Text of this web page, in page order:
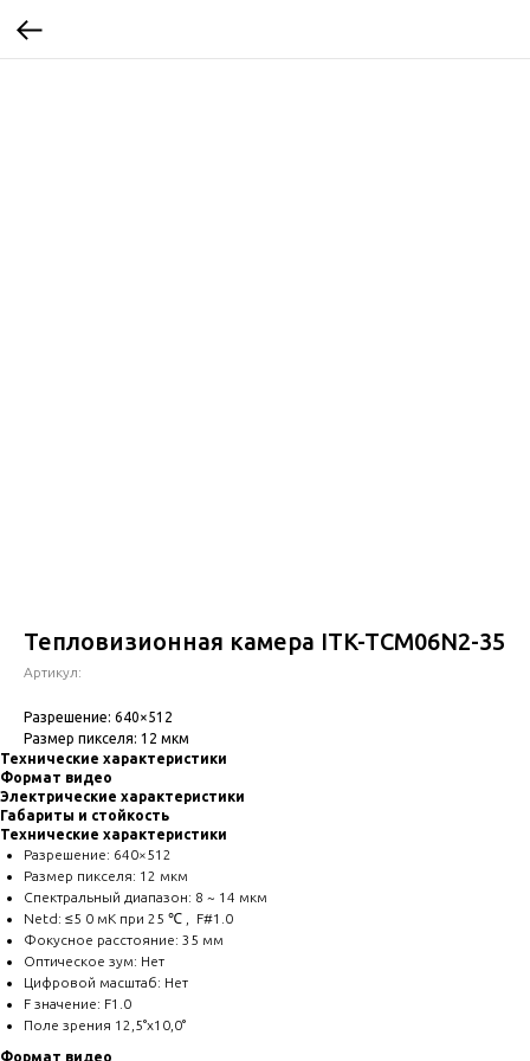
Тепловизионная камера ITK-TCM06N2-35
Артикул:
Разрешение: 640×512
Размер пикселя: 12 мкм
Технические характеристики
Формат видео
Электрические характеристики
Габариты и стойкость
Технические характеристики
Разрешение: 640×512
Размер пикселя: 12 мкм
Спектральный диапазон: 8 ~ 14 мкм
Netd: ≤5 0 мК при 25 ℃ , F#1.0
Фокусное расстояние: 35 мм
Оптическое зум: Нет
Цифровой масштаб: Нет
F значение: F1.0
Поле зрения 12,5°x10,0°
Формат видео